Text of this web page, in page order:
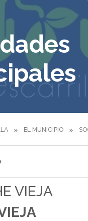
EL MUNICIPIO
VIEJA